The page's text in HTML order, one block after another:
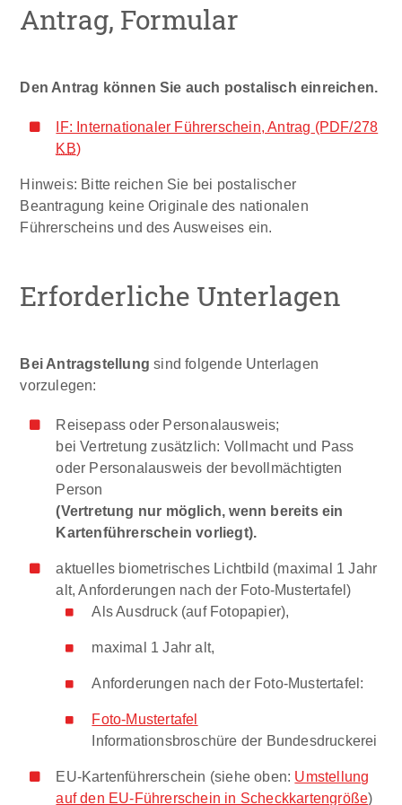
Antrag, Formular
Den Antrag können Sie auch postalisch einreichen.
IF: Internationaler Führerschein, Antrag (PDF/278
KB)
Hinweis: Bitte reichen Sie bei postalischer
Beantragung keine Originale des nationalen
Führerscheins und des Ausweises ein.
Erforderliche Unterlagen
Bei Antragstellung sind folgende Unterlagen
vorzulegen:
Reisepass oder Personalausweis;
bei Vertretung zusätzlich: Vollmacht und Pass
oder Personalausweis der bevollmächtigten
Person
(Vertretung nur möglich, wenn bereits ein
Kartenführerschein vorliegt).
aktuelles biometrisches Lichtbild (maximal 1 Jahr
alt, Anforderungen nach der Foto-Mustertafel)
Als Ausdruck (auf Fotopapier),
maximal 1 Jahr alt,
Anforderungen nach der Foto-Mustertafel:
Foto-Mustertafel
Informationsbroschüre der Bundesdruckerei
EU-Kartenführerschein (siehe oben: Umstellung
auf den EU-Führerschein in Scheckkartengröße)